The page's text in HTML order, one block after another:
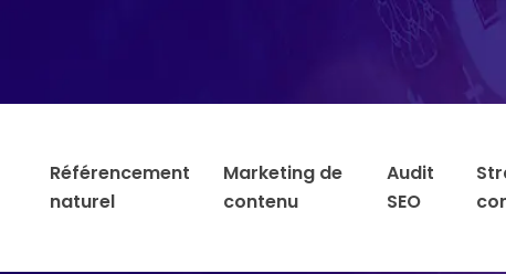
Référencement
naturel
Marketing de
contenu
Audit
SEO